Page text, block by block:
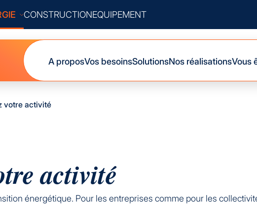
A proposVos besoinsSolutionsNos réalisationsVous
CONSTRUCTIONEQUIPEMENT
votre activité
activité
énergétique. Pour les entreprises comme pour les